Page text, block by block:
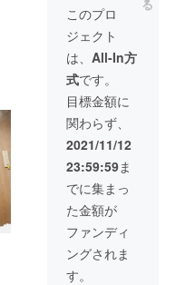
質：
13.3g
炭水化
物：
9.2g 食
塩相当
量：
2.2g
≪昆布
１５０
g≫ 新
市にあ
る「料
亭 明
治屋」
製造の
新感覚
食品で
す。 地
元名産
の「も
とまち
きゅう
り」と
存（開
は、な
るべく
早くお
召し上
がりく
ださ
い。）
添加物
不使用
アレル
ギー表
示：大
豆、小
麦 製造
者：株
（カラ
メル）
内容
量：
150g 保
存方
法：－
18度以
下で保
存（開
封後
は、な
るべく
早くお
召し上
がりく
ださ
い。）
す。そ
のた
め、古
来より
「錫の
器に入
れた水
は腐ら
ない」
「お酒
の雑味
が抜け
ておい
しくな
る」な
どと言
われて
きた素
荷組
合）
②「菌
床しい
たけ」
（しい
たけ新
六）
名
しょう
ゆ漬け
(刻み)
原材
料：
り（新
潟県燕
持った
ときに
は、手
や唇で
ひんや
りとし
た冷た
さを感
じるこ
とがで
きま
す。 表
面に
メッキ
された
錫とい
う金属
は、イ
上にの
せて召
し上が
るもよ
し、お
酒の共
に召し
上がる
もよし
の万能
食品で
す。 す
べて手
作業で
製造
し、添
加物・
保存料
山の水
と燕市
産五百
万石が
造り出
す日本
酒を是
非お試
しくだ
さい。
≪まど
ろむ酒
器≫ 銅
に錫で
コー
ティン
グされ
た金属
旨味を
れ、
スッキ
たのど
越し
で、和
洋中の
食中酒
として
最適で
す。 パ
ワース
ポット
でもあ
る弥彦
山の水
０％
吟醸規
格） ア
ルコー
ル度
数：１
７度
（目標
値） 飲
しない
燕市の
日本酒
を目指
し開
発・醸
造！！
米：五
百万石
（燕市
産：ひ
うら農
場） 精
米歩
合：６
０％
（純米
吟醸規
格） ア
ルコー
ル度
数：１
７度
（目標
値） 飲
て生原
酒」７
２０
ml：１
２本 ・
「想い
を込め
た御礼
状」
￥２
５，０
００ ≪
清酒
ｈａｒ
ｅｔｏ
ｋｅ
純米吟
醸 し
る
このプロ
ジェクト
は、 All-In方
式です。
目標金額に
関わらず、
2021/11/12
23:59:59ま
でに集まっ
た金額が
ファンディ
ングされま
す。